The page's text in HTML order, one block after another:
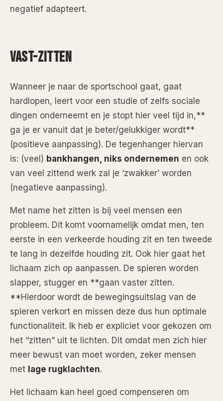
negatief adapteert.
VAST-ZITTEN
Wanneer je naar de sportschool gaat, gaat
hardlopen, leert voor een studie of zelfs sociale
dingen onderneemt en je stopt hier veel tijd in,**
ga je er vanuit dat je beter/gelukkiger wordt**
(positieve aanpassing). De tegenhanger hiervan
is: (veel) bankhangen, niks ondernemen en ook
van veel zittend werk zal je ‘zwakker’ worden
(negatieve aanpassing).
Met name het zitten is bij veel mensen een
probleem. Dit komt voornamelijk omdat men, ten
eerste in een verkeerde houding zit en ten tweede
te lang in dezelfde houding zit. Ook hier gaat het
lichaam zich op aanpassen. De spieren worden
slapper, stugger en **gaan vaster zitten.
**Hierdoor wordt de bewegingsuitslag van de
spieren verkort en missen deze dus hun optimale
functionaliteit. Ik heb er expliciet voor gekozen om
het “zitten” uit te lichten. Dit omdat men zich hier
meer bewust van moet worden, zeker mensen
met lage rugklachten.
Het lichaam kan heel goed compenseren om